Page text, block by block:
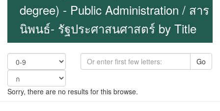
degree) - Public Administration / สาร
นิพนธ์- รัฐประศาสนศาสตร์ by Title
Go
Sorry, there are no results for this browse.